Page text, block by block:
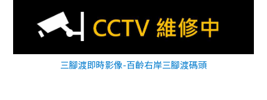
三腳渡即時影像-百齡右岸三腳渡碼頭